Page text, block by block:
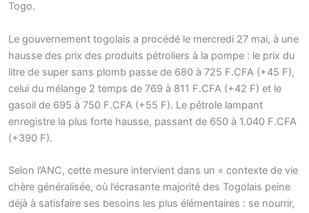
Togo.
Le gouvernement togolais a procédé le mercredi 27 mai, à une
hausse des prix des produits pétroliers à la pompe : le prix du
litre de super sans plomb passe de 680 à 725 F.CFA (+45 F),
celui du mélange 2 temps de 769 à 811 F.CFA (+42 F) et le
gasoil de 695 à 750 F.CFA (+55 F). Le pétrole lampant
enregistre la plus forte hausse, passant de 650 à 1.040 F.CFA
(+390 F).
Selon l’ANC, cette mesure intervient dans un « contexte de vie
chère généralisée, où l’écrasante majorité des Togolais peine
déjà à satisfaire ses besoins les plus élémentaires : se nourrir,